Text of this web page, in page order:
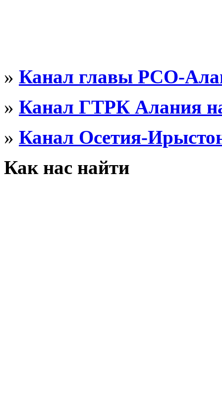
» Канал главы РСО-
» Канал ГТРК Алания
» Канал Осетия-
Как нас найти